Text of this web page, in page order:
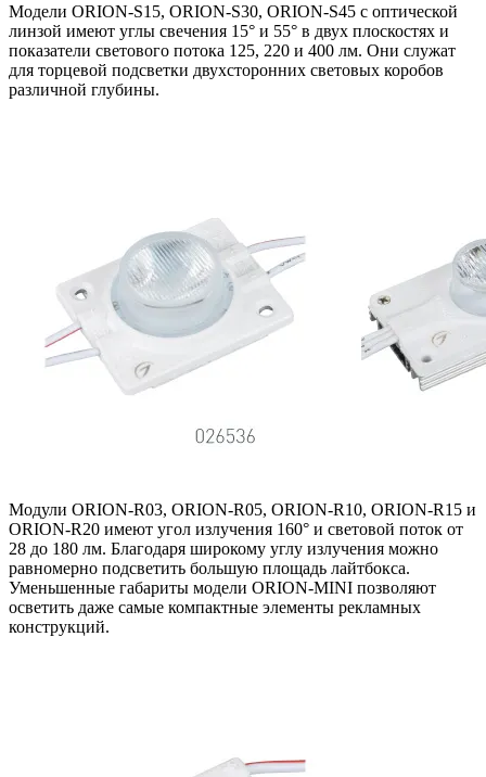
Модели ORION-S15, ORION-S30, ORION-S45 с оптической
линзой имеют углы свечения 15° и 55° в двух плоскостях и
показатели светового потока 125, 220 и 400 лм. Они служат
для торцевой подсветки двухсторонних световых коробов
различной глубины.
Модули ORION-R03, ORION-R05, ORION-R10, ORION-R15 и
ORION-R20 имеют угол излучения 160° и световой поток от
28 до 180 лм. Благодаря широкому углу излучения можно
равномерно подсветить большую площадь лайтбокса.
Уменьшенные габариты модели ORION-MINI позволяют
осветить даже самые компактные элементы рекламных
конструкций.